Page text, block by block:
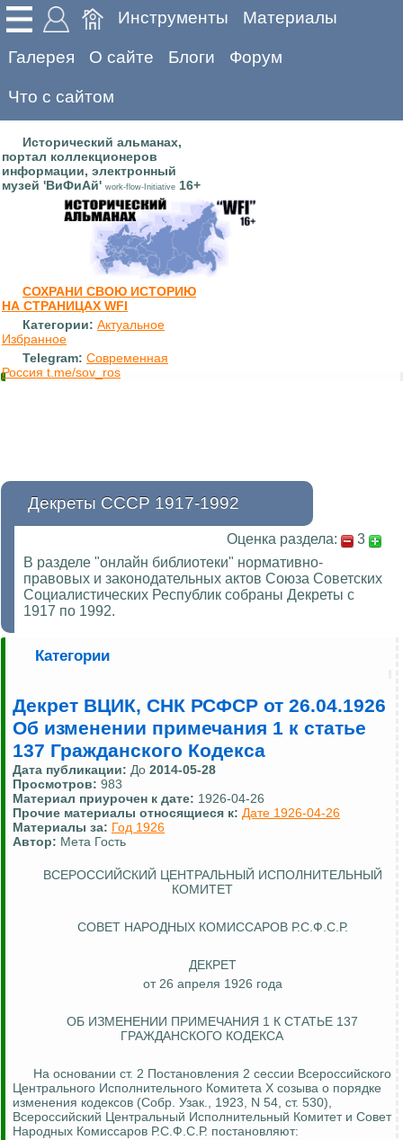
Инструменты Материалы
Галерея О сайте Блоги Форум
Что с сайтом
Исторический альманах,
портал коллекционеров
информации, электронный
музей 'ВиФиАй' work-flow-Initiative 16+
СОХРАНИ СВОЮ ИСТОРИЮ
НА СТРАНИЦАХ WFI
Категории: Актуальное
Избранное
Telegram: Современная
Россия t.me/sov_ros
Декреты СССР 1917-1992
Оценка раздела:
3
В разделе "онлайн библиотеки" нормативно-
правовых и законодательных актов Союза Советских
Социалистических Республик собраны Декреты с
1917 по 1992.
Категории
Декрет ВЦИК, СНК РСФСР от 26.04.1926
Об изменении примечания 1 к статье
137 Гражданского Кодекса
Дата публикации: До 2014-05-28
Просмотров: 983
Материал приурочен к дате: 1926-04-26
Прочие материалы относящиеся к: Дате 1926-04-26
Материалы за: Год 1926
Автор: Мета Гость
ВСЕРОССИЙСКИЙ ЦЕНТРАЛЬНЫЙ ИСПОЛНИТЕЛЬНЫЙ
КОМИТЕТ
СОВЕТ НАРОДНЫХ КОМИССАРОВ Р.С.Ф.С.Р.
ДЕКРЕТ
от 26 апреля 1926 года
ОБ ИЗМЕНЕНИИ ПРИМЕЧАНИЯ 1 К СТАТЬЕ 137
ГРАЖДАНСКОГО КОДЕКСА
На основании ст. 2 Постановления 2 сессии Всероссийского
Центрального Исполнительного Комитета X созыва о порядке
изменения кодексов (Собр. Узак., 1923, N 54, ст. 530),
Всероссийский Центральный Исполнительный Комитет и Совет
Народных Комиссаров Р.С.Ф.С.Р. постановляют: